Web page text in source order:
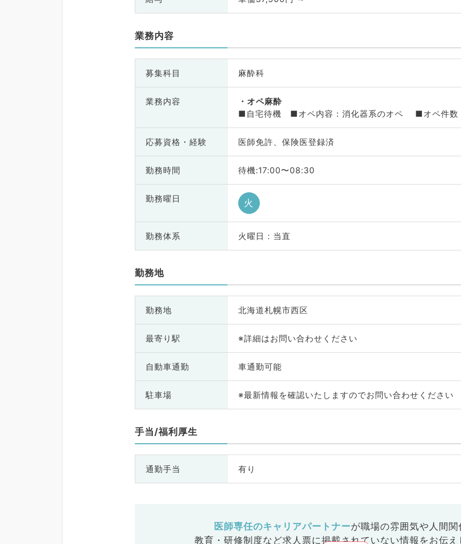
業務内容
募集科目 麻酔科
業務内容
オペ麻酔
■自宅待機 ■オペ内容：消化器系のオペ ■オペ件数
応募資格・ 経験 医師免許、保険医登録済
勤務時間 待機:17:00〜08:30
勤務曜日 火
勤務体系 火曜日 : 当直
勤務地
勤務地 北海道札幌市西区
最寄り駅 ※詳細はお問い合わせください
自動車通勤 車通勤可能
駐車場 ※最新情報を確認いたしますのでお問い合わせください
手当/福利厚生
通勤手当 有り
医師専任のキャリアパートナーが職場の雰囲気や人間関
教育・研修制度など求人票に掲載されていない情報をお伝え